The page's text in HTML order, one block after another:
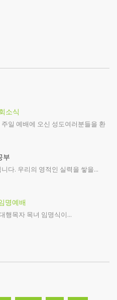
소식
일 예배에 오신 성도여러분들을 환
부
다. 우리의 영적인 실력을 쌓을...
명예배
행목자 목녀 임명식이...